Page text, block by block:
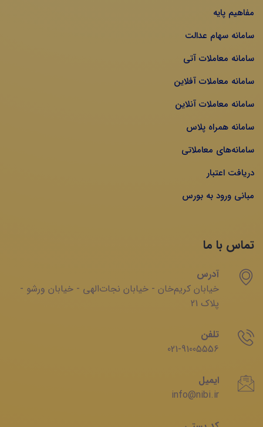
مفاهیم پایه
سامانه سهام عدالت
سامانه معاملات آتی
سامانه معاملات آفلاین
سامانه معاملات آنلاین
سامانه همراه پلاس
سامانه‌های معاملاتی
دریافت اعتبار
مبانی ورود به بورس
تماس با ما
آدرس
خیابان‌ کریم‌‌خان - خیابان ‌نجات‌الهی - خیابان ‌ورشو -
پلاک 21
تلفن
021-91005556
ایمیل
info@nibi.ir